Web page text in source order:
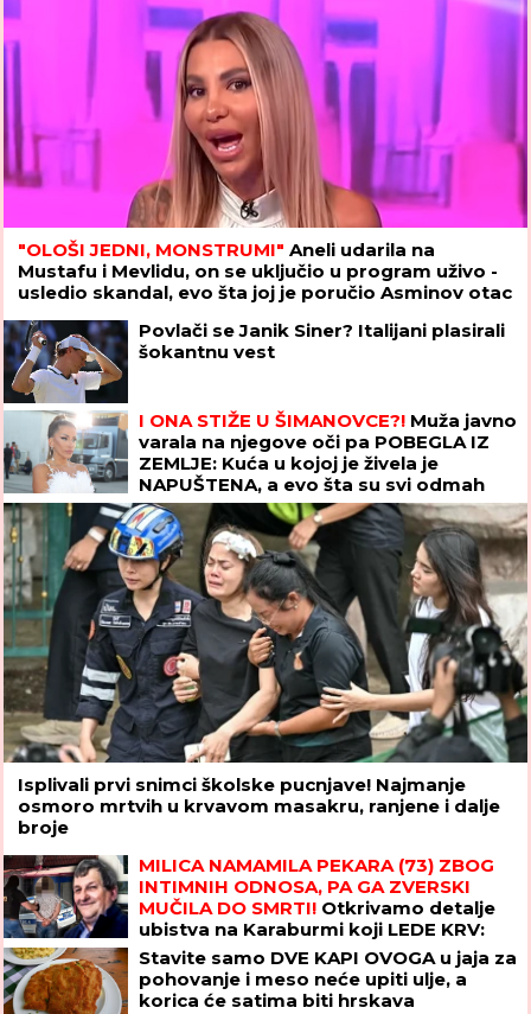
"OLOŠI JEDNI, MONSTRUMI" Aneli udarila na
Mustafu i Mevlidu, on se uključio u program uživo -
usledio skandal, evo šta joj je poručio Asminov otac
Povlači se Janik Siner? Italijani plasirali
šokantnu vest
I ONA STIŽE U ŠIMANOVCE?! Muža javno
varala na njegove oči pa POBEGLA IZ
ZEMLJE: Kuća u kojoj je živela je
NAPUŠTENA, a evo šta su svi odmah
videli
Isplivali prvi snimci školske pucnjave! Najmanje
osmoro mrtvih u krvavom masakru, ranjene i dalje
broje
MILICA NAMAMILA PEKARA (73) ZBOG
INTIMNIH ODNOSA, PA GA ZVERSKI
MUČILA DO SMRTI! Otkrivamo detalje
ubistva na Karaburmi koji LEDE KRV:
Izdahnuo u najgorim mukama dok su
ga osumnjičeni pljačkali
Stavite samo DVE KAPI OVOGA u jaja za
pohovanje i meso neće upiti ulje, a
korica će satima biti hrskava